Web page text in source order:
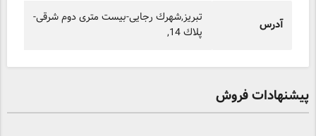
آدرس
تبریز,شهرك رجایی-بیست متری دوم شرقی-
پلاك 14,
پیشنهادات فروش